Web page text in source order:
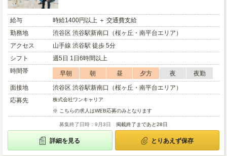
給与
時給1400円以上 ＋ 交通費支給
勤務地
渋谷区 渋谷駅新南口（桜ヶ丘・南平台エリア）
アクセス
山手線 渋谷駅 徒歩 5分
シフト
週5日 1日6時間以上
時間帯
早朝 朝 昼 夕方 夜
夜勤
面接地
渋谷区 渋谷駅新南口（桜ヶ丘・南平台エリア）
応募先
株式会社ワンキャリア
※ こちらの求人はWEB応募のみとなります
募集終了日時：9月3日 掲載終了まであと28日
詳細を見る とりあえず保存